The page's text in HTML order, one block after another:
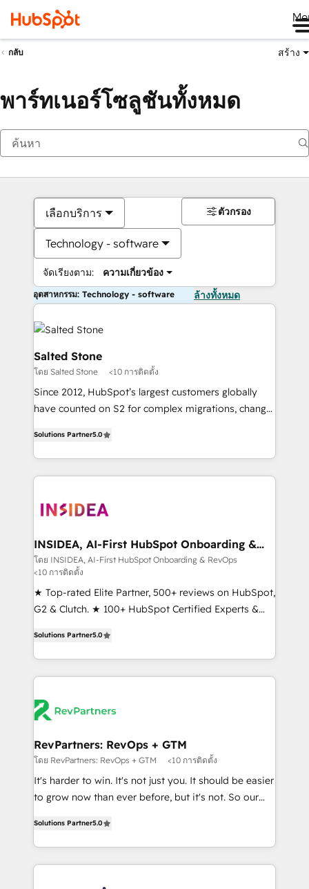
กลับ สร้าง
พาร์ทเนอร์โซลูชันทั้งหมด
เลือกบริการ
Technology - software
จัดเรียงตาม: ความเกี่ยวข้อง
ตัวกรอง
อุตสาหกรรม: Technology - software ล้างทั้งหมด
Salted Stone
โดย Salted Stone <10 การติดตั้ง
Since 2012, HubSpot’s largest customers globally
have counted on S2 for complex migrations, change
solutions that deliver measurable impact and
transform brand experiences As one of the few full-
service creative agencies in the HubSpot
winning design to build scalable, globally
marketing campaigns, & RevOps frameworks that
fuel long-term success We connect the entire
customer lifecycle through seamless integrations,
ensure long-term adoption with change-
management programs, and align marketing, sales,
HubSpot accreditations and experience across
hundreds of organizations in dozens of industries,
there’s a good chance one of our globally integrated
explore whether S2 is the partner you’ve been
looking for...and get your next big initiative moving!
Solutions Partner5.0
INSIDEA, AI-First HubSpot Onboarding &
RevOps
โดย INSIDEA, AI-First HubSpot Onboarding & RevOps
<10 การติดตั้ง
★ Top-rated Elite Partner, 500+ reviews on HubSpot,
G2 & Clutch. ★ 100+ HubSpot Certified Experts &
across five continents ★ AI-First, RevOps-led,
Onboarding obsessed ★ Company of the Year
2024/25 INSIDEA helps growing companies turn
team, migrate your data, and build AI-powered
your time zone. What we do ➤ Onboarding: Live in
weeks, with workflows built around your business,
not a template. ➤ Migration: Move from any legacy
CRM. Zero downtime, full data integrity. ➤
revenue process. Sales, marketing, and service wired
together. ➤ AI and Integrations: Layer Breeze AI,
Solutions Partner5.0
RevPartners: RevOps + GTM
โดย RevPartners: RevOps + GTM <10 การติดตั้ง
It's harder to win. It's not just you. It should be easier
to grow now than ever before, but it's not. So our
revenue number. We do that by bridging the gap
where agencies fail: combining GTM strategy with
technical execution to solve the right problem at the
Solutions Partner5.0